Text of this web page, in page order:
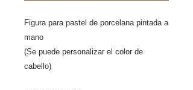
Figura para pastel de porcelana pintada a
mano
(Se puede personalizar el color de
cabello)